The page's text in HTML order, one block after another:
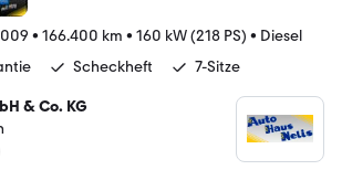
• 166.400 km • 160 kW (218 PS) • Diesel
Scheckheft 7-Sitze
& Co. KG